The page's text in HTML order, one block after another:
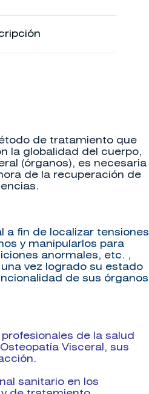
de tratamiento que
la globalidad del cuerpo,
(órganos), es necesaria
de la recuperación de
a fin de localizar tensiones
y manipularlos para
anormales, etc. ,
vez logrado su estado
de sus órganos
de la salud
Visceral, sus
sanitario en los